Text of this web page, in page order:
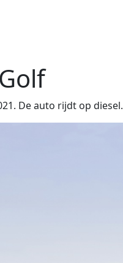
De auto rijdt op diesel.